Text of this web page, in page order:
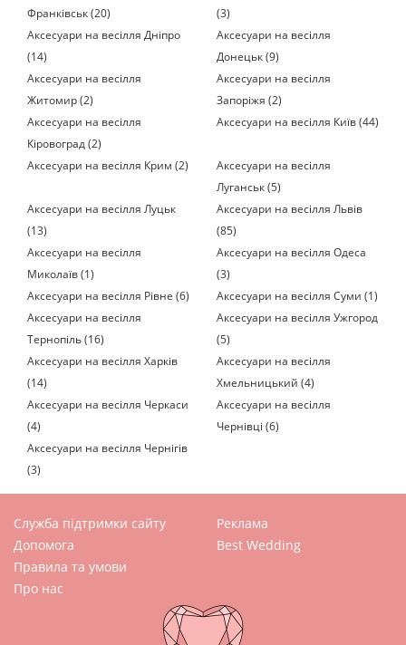
Франківськ (20)
(3)
Аксесуари на весілля Дніпро
(14)
Аксесуари на весілля
Донецьк (9)
Аксесуари на весілля
Житомир (2)
Аксесуари на весілля
Запоріжя (2)
Аксесуари на весілля
Кіровоград (2)
Аксесуари на весілля Київ (44)
Аксесуари на весілля Крим (2)
Аксесуари на весілля
Луганськ (5)
Аксесуари на весілля Луцьк
(13)
Аксесуари на весілля Львів
(85)
Аксесуари на весілля
Миколаїв (1)
Аксесуари на весілля Одеса
(3)
Аксесуари на весілля Рівне (6)
Аксесуари на весілля Суми (1)
Аксесуари на весілля
Тернопіль (16)
Аксесуари на весілля Ужгород
(5)
Аксесуари на весілля Харків
(14)
Аксесуари на весілля
Хмельницький (4)
Аксесуари на весілля Черкаси
(4)
Аксесуари на весілля
Чернівці (6)
Аксесуари на весілля Чернігів
(3)
Служба підтримки сайту
Допомога
Правила та умови
Про нас
Реклама
Best Wedding